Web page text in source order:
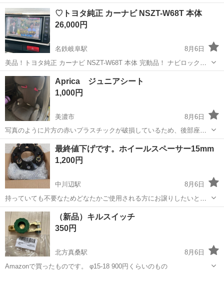
別自走式スクリーン(3選別・選別機・ふるい機) メーカーコマツ(フィ
ンレー、FINLAY) モデル名BM883F 号機 年式2003 アワーメーター
9,15...
岐阜 羽島市 新羽島駅 その他 コマツ
♡トヨタ純正 カーナビ NSZT-W68T 本体
26,000円
名鉄岐阜駅
8月6日
美品！トヨタ純正 カーナビ NSZT-W68T 本体 完動品！ ナビロック解
除済！ 地図SDあり！ Bluetooth、フルセグTV、HDMI入力に対応した
岐阜 岐阜市 カーナビ、テレビ
Aprica ジュニアシート
1,000円
美濃市
8月6日
写真のように片方の赤いプラスチックが破損しているため、後部座席
の左側に取り付けて、破損部分を使用しないようにすることをオスス
メします。 マシュマロジュニアエアー8サポートサーモEC アップリカ
Aprica リニューアル ...
岐阜 美濃市 セーフティ、チャイルドシート
最終値下げです。ホイールスペーサー15mm
1,200円
中川辺駅
8月6日
持っていても不要なためどなたかご使用される方にお譲りしたいと思
いますので値下げします。ネットで3980円にて購入しました。 半額以
下に値下げします。 ホイールのスペーサー厚み15mm pcdは114.3で
す。 旧車の軽トラ...
岐阜 加茂郡 中川辺駅 車のパーツ
（新品）キルスイッチ
350円
北方真桑駅
8月6日
Amazonで買ったものです。 φ15-18 900円くらいのもの